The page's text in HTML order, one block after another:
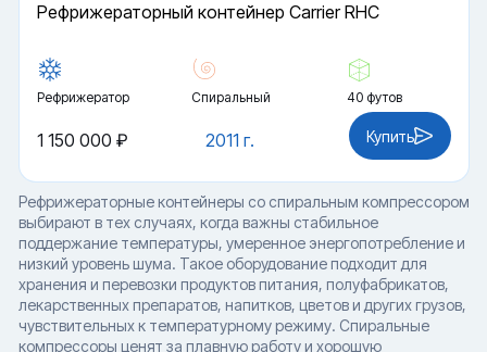
Рефрижераторный контейнер Carrier RHC
Рефрижератор Спиральный 40 футов
2011 г.
1 150 000 ₽ Купить
Рефрижераторные контейнеры со спиральным компрессором
выбирают в тех случаях, когда важны стабильное
поддержание температуры, умеренное энергопотребление и
низкий уровень шума. Такое оборудование подходит для
хранения и перевозки продуктов питания, полуфабрикатов,
лекарственных препаратов, напитков, цветов и других грузов,
чувствительных к температурному режиму. Спиральные
компрессоры ценят за плавную работу и хорошую